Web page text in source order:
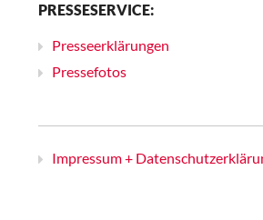
PRESSESERVICE:
Presseerklärungen
Pressefotos
Impressum +